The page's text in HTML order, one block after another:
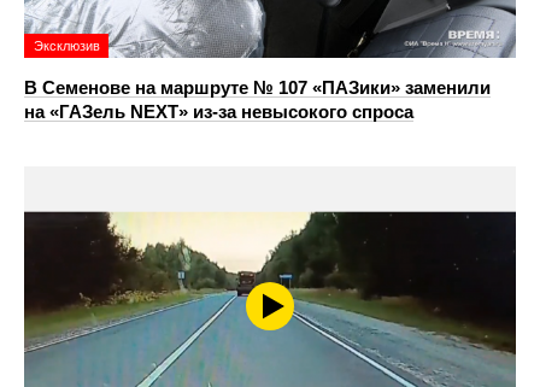
Эксклюзив
В Семенове на маршруте № 107 «ПАЗики» заменили
на «ГАЗель NEXT» из‑за невысокого спроса